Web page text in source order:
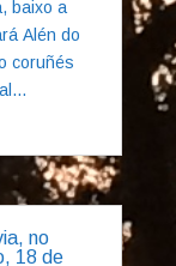
baixo a
Alén do
coruñés
no
18 de